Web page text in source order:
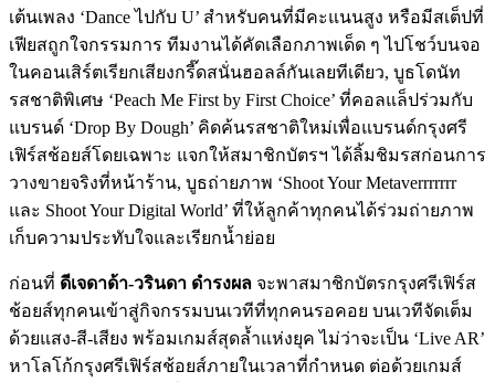
เต้นเพลง ‘Dance ไปกับ U’ สำหรับคนที่มีคะแนนสูง หรือมีสเต็ปที่
เฟียสถูกใจกรรมการ ทีมงานได้คัดเลือกภาพเด็ด ๆ ไปโชว์บนจอ
ในคอนเสิร์ตเรียกเสียงกรี๊ดสนั่นฮอลล์กันเลยทีเดียว, บูธโดนัท
รสชาติพิเศษ ‘Peach Me First by First Choice’ ที่คอลแล็ปร่วมกับ
แบรนด์ ‘Drop By Dough’ คิดค้นรสชาติใหม่เพื่อแบรนด์กรุงศรี
เฟิร์สช้อยส์โดยเฉพาะ แจกให้สมาชิกบัตรฯ ได้ลิ้มชิมรสก่อนการ
วางขายจริงที่หน้าร้าน, บูธถ่ายภาพ ‘Shoot Your Metaverrrrrrr
และ Shoot Your Digital World’ ที่ให้ลูกค้าทุกคนได้ร่วมถ่ายภาพ
เก็บความประทับใจและเรียกน้ำย่อย
ก่อนที่ ดีเจดาด้า-วรินดา ดำรงผล จะพาสมาชิกบัตรกรุงศรีเฟิร์ส
ช้อยส์ทุกคนเข้าสู่กิจกรรมบนเวทีที่ทุกคนรอคอย บนเวทีจัดเต็ม
ด้วยแสง-สี-เสียง พร้อมเกมส์สุดล้ำแห่งยุค ไม่ว่าจะเป็น ‘Live AR’
หาโลโก้กรุงศรีเฟิร์สช้อยส์ภายในเวลาที่กำหนด ต่อด้วยเกมส์